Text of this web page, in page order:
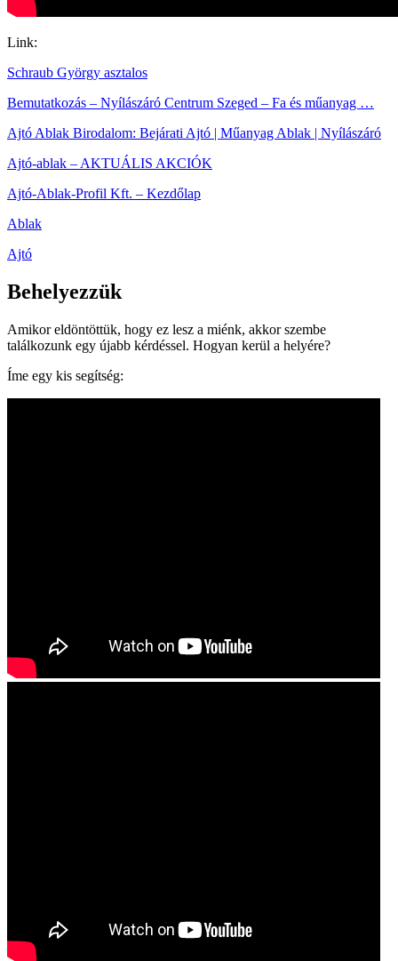
Link:
Schraub György asztalos
Bemutatkozás – Nyílászáró Centrum Szeged – Fa és műanyag …
Ajtó Ablak Birodalom: Bejárati Ajtó | Műanyag Ablak | Nyílászáró
Ajtó-ablak – AKTUÁLIS AKCIÓK
Ajtó-Ablak-Profil Kft. – Kezdőlap
Ablak
Ajtó
Behelyezzük
Amikor eldöntöttük, hogy ez lesz a miénk, akkor szembe
találkozunk egy újabb kérdéssel. Hogyan kerül a helyére?
Íme egy kis segítség: